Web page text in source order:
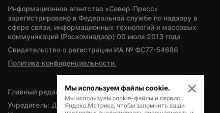
Информационное агентство «Север-Пресс»
зарегистрировано в Федеральной службе по надзору в
сфере связи, информационных технологий и массовых
коммуникаций (Роскомнадзор) 09 июля 2013 года
Свидетельство о регистрации ИА № ФС77-54686
Политика конфиденциальности.
Главный редактор — А.Л. Поздеев
Учредитель: Департамент внутренней политики Ямало-
Мы используем файлы cookie.
Мы используем cookie-файлы и сервис
Яндекс.Метрика, чтобы запомнить ваши